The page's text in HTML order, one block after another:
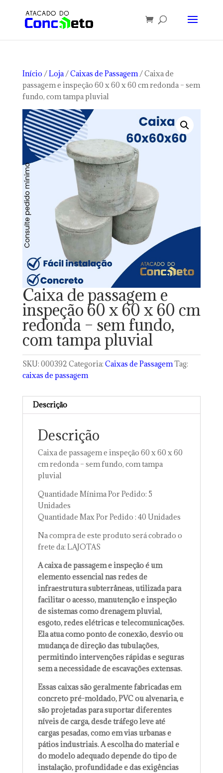
Início /Loja/Caixas de Passagem/ Caixa de
passagem e inspeção 60 x 60 x 60 cm redonda – sem
fundo, com tampa pluvial
Caixa de passagem e
inspeção 60 x 60 x 60 cm
redonda – sem fundo,
com tampa pluvial
SKU: 000392 Categoria: Caixas de PassagemTag:
caixas de passagem
Descrição
Descrição
Caixa de passagem e inspeção 60 x 60 x 60
cm redonda – sem fundo, com tampa
pluvial
Quantidade Mínima Por Pedido: 5
Unidades
Quantidade Max Por Pedido : 40 Unidades
Na compra de este produto será cobrado o
frete da: LAJOTAS
A caixa de passagem e inspeção é um
elemento essencial nas redes de
infraestrutura subterrâneas, utilizada para
facilitar o acesso, manutenção e inspeção
de sistemas como drenagem pluvial,
esgoto, redes elétricas e telecomunicações.
Ela atua como ponto de conexão, desvio ou
mudança de direção das tubulações,
permitindo intervenções rápidas e seguras
sem a necessidade de escavações extensas.
Essas caixas são geralmente fabricadas em
concreto pré-moldado, PVC ou alvenaria, e
são projetadas para suportar diferentes
níveis de carga, desde tráfego leve até
cargas pesadas, como em vias urbanas e
pátios industriais. A escolha do material e
do modelo adequado depende do tipo de
instalação, profundidade e das exigências